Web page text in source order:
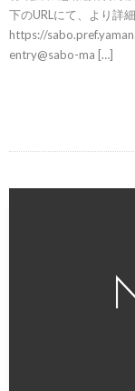
下のURLにて、より詳
https://
entry@sabo-ma […]